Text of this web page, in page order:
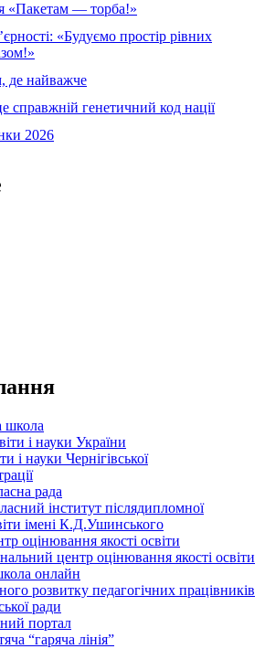
«Пакетам — торба!»
«Будуємо простір рівних
де найважче
генетичний код нації
2026
школа
і науки України
і науки Чернігівської
рада
інститут післядипломної
імені К.Д.Ушинського
оцінювання якості освіти
центр оцінювання якості освіти
онлайн
розвитку педагогічних працівників
ради
портал
“гаряча лінія”